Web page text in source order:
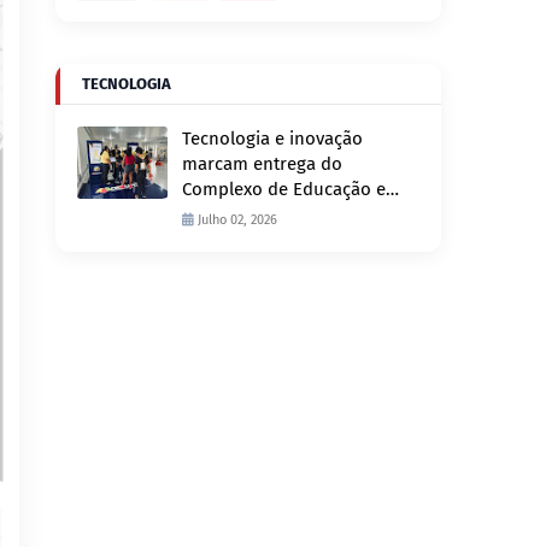
TECNOLOGIA
Tecnologia e inovação
marcam entrega do
Complexo de Educação e
Fiscalização de Trânsito
Julho 02, 2026